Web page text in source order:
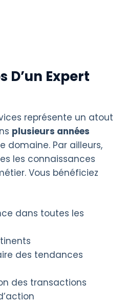
D’un Expert
représente un atout
plusieurs années
domaine. Par ailleurs,
les connaissances
Vous bénéficiez
dans toutes les
des tendances
des transactions